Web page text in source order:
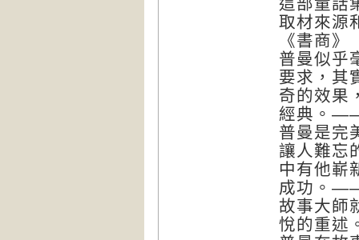
取材來源
《書商》
普曼似乎
要求，其
奇的效果
經典。
普曼是完
讓人難忘
中有他嶄
成功。
故事大師
悅的重